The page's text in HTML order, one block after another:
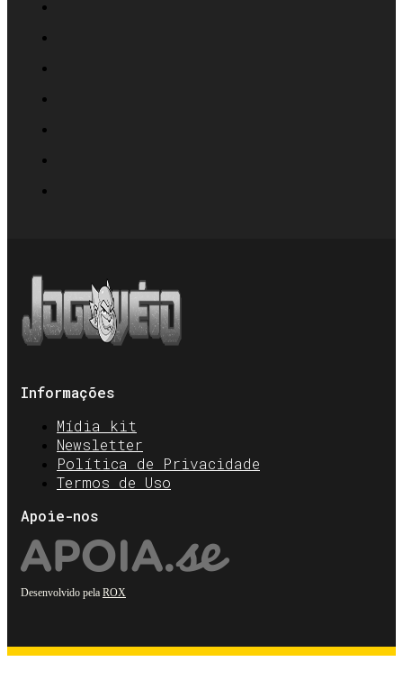
Informações
Mídia kit
Newsletter
Política de Privacidade
Termos de Uso
Apoie-nos
Desenvolvido pela ROX